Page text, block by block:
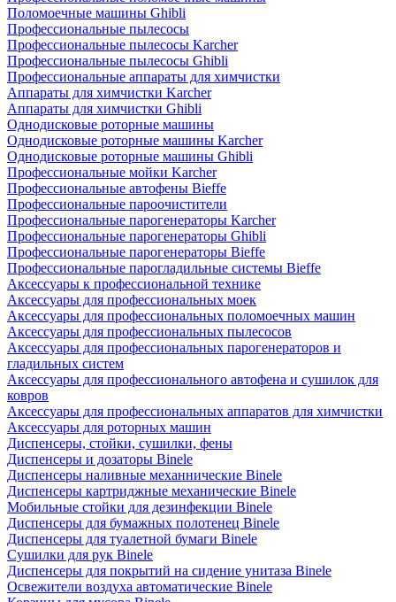
Поломоечные машины Ghibli
Профессиональные пылесосы
Профессиональные пылесосы Karcher
Профессиональные пылесосы Ghibli
Профессиональные аппараты для химчистки
Аппараты для химчистки Karcher
Аппараты для химчистки Ghibli
Однодисковые роторные машины
Однодисковые роторные машины Karcher
Однодисковые роторные машины Ghibli
Профессиональные мойки Karcher
Профессиональные автофены Bieffe
Профессиональные пароочистители
Профессиональные парогенераторы Karcher
Профессиональные парогенераторы Ghibli
Профессиональные парогенераторы Bieffe
Профессиональные парогладильные системы Bieffe
Аксессуары к профессиональной технике
Аксессуары для профессиональных моек
Аксессуары для профессиональных поломоечных машин
Аксессуары для профессиональных пылесосов
Аксессуары для профессиональных парогенераторов и
гладильных систем
Аксессуары для профессионального автофена и сушилок для
ковров
Аксессуары для профессиональных аппаратов для химчистки
Аксессуары для роторных машин
Диспенсеры, стойки, сушилки, фены
Диспенсеры и дозаторы Binele
Диспенсеры наливные механнические Binele
Диспенсеры картриджные механические Binele
Мобильные стойки для дезинфекции Binele
Диспенсеры для бумажных полотенец Binele
Диспенсеры для туалетной бумаги Binele
Сушилки для рук Binele
Диспенсеры для покрытий на сидение унитаза Binele
Освежители воздуха автоматические Binele